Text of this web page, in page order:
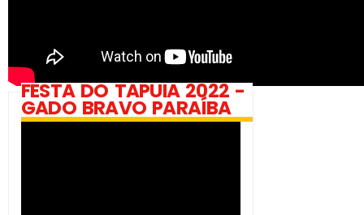
FESTA DO TAPUIA 2022 -
GADO BRAVO PARAÍBA